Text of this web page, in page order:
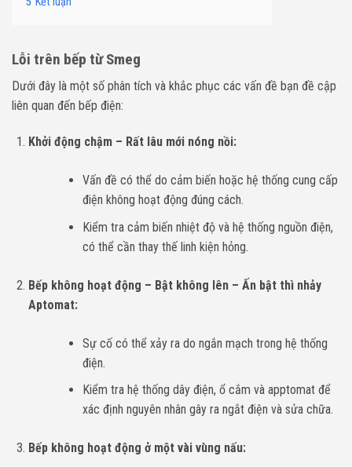
Lỗi trên bếp từ Smeg
Dưới đây là một số phân tích và khắc phục các vấn đề bạn đề cập
liên quan đến bếp điện:
Khởi động chậm – Rất lâu mới nóng nồi:
Vấn đề có thể do cảm biến hoặc hệ thống cung cấp
điện không hoạt động đúng cách.
Kiểm tra cảm biến nhiệt độ và hệ thống nguồn điện,
có thể cần thay thế linh kiện hỏng.
Bếp không hoạt động – Bật không lên – Ấn bật thì nhảy
Aptomat:
Sự cố có thể xảy ra do ngắn mạch trong hệ thống
điện.
Kiểm tra hệ thống dây điện, ổ cắm và apptomat để
xác định nguyên nhân gây ra ngắt điện và sửa chữa.
Bếp không hoạt động ở một vài vùng nấu: